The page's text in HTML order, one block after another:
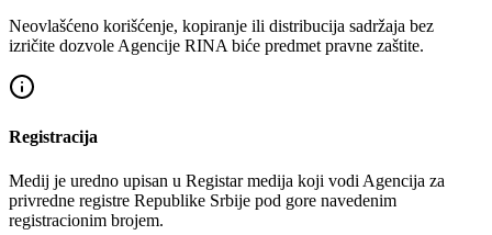
Neovlašćeno korišćenje, kopiranje ili distribucija sadržaja bez
izričite dozvole Agencije RINA biće predmet pravne zaštite.
Registracija
Medij je uredno upisan u Registar medija koji vodi Agencija za
privredne registre Republike Srbije pod gore navedenim
registracionim brojem.